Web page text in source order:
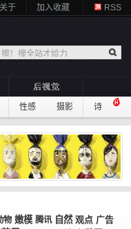
关于 加入收藏 RSS
性感 摄影 诗
物 嫩模 腾讯 自然 观点 广告